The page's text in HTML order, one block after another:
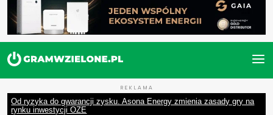
REKLAMA
Od ryzyka do gwarancji zysku. Asona Energy zmienia zasady gry na
rynku inwestycji OZE